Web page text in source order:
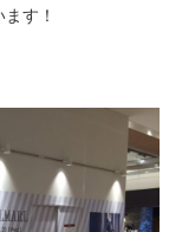
す！